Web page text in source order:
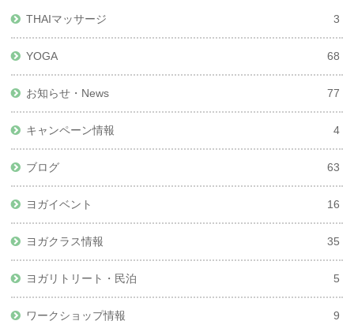
THAIマッサージ 3
YOGA 68
お知らせ・News 77
キャンペーン情報 4
ブログ 63
ヨガイベント 16
ヨガクラス情報 35
ヨガリトリート・民泊 5
ワークショップ情報 9